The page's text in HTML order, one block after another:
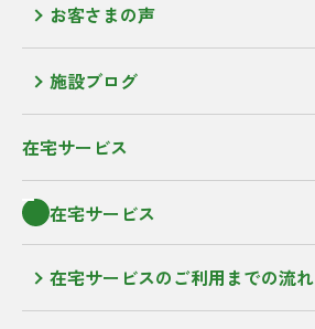
お客さまの声
施設ブログ
在宅サービス
在宅サービス
在宅サービスのご利用までの流れ